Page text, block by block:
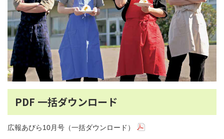
PDF 一括ダウンロード
広報あびら10月号（一括ダウンロード）